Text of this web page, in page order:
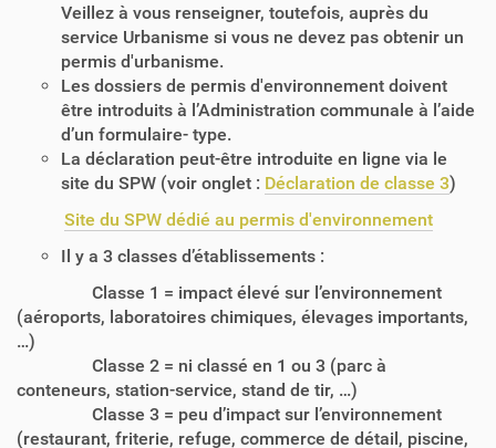
Veillez à vous renseigner, toutefois, auprès du
service Urbanisme si vous ne devez pas obtenir un
permis d'urbanisme.
Les dossiers de permis d'environnement doivent
être introduits à l’Administration communale à l’aide
d’un formulaire- type.
La déclaration peut-être introduite en ligne via le
site du SPW (voir onglet : Déclaration de classe 3)
Site du SPW dédié au permis d'environnement
Il y a 3 classes d’établissements :
Classe 1 = impact élevé sur l’environnement
(aéroports, laboratoires chimiques, élevages importants,
…)
Classe 2 = ni classé en 1 ou 3 (parc à
conteneurs, station-service, stand de tir, …)
Classe 3 = peu d’impact sur l’environnement
(restaurant, friterie, refuge, commerce de détail, piscine,